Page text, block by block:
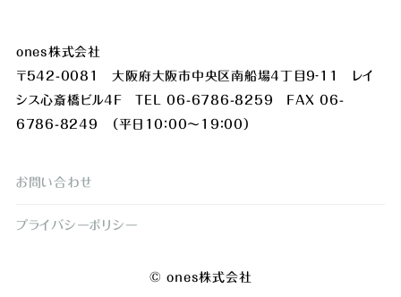
ones株式会社
〒542-0081 大阪府大阪市中央区南船場4丁目9‐11 レイ
シス心斎橋ビル4F TEL 06-6786-8259 FAX 06-
6786-8249 （平日10：00～19：00）
お問い合わせ
プライバシーポリシー
© ones株式会社